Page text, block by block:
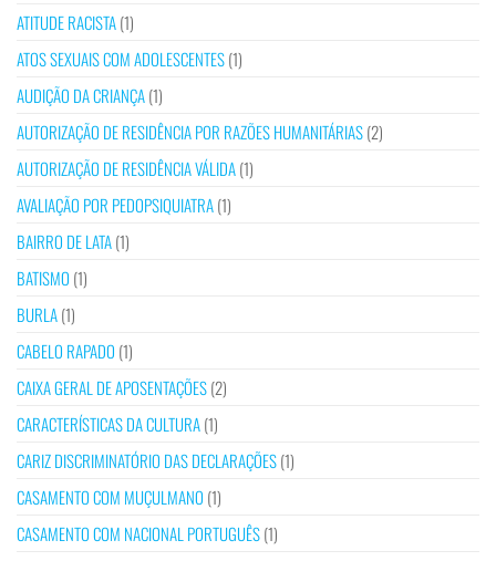
ATITUDE RACISTA(1)
ATOS SEXUAIS COM ADOLESCENTES(1)
AUDIÇÃO DA CRIANÇA(1)
AUTORIZAÇÃO DE RESIDÊNCIA POR RAZÕES HUMANITÁRIAS(2)
AUTORIZAÇÃO DE RESIDÊNCIA VÁLIDA(1)
AVALIAÇÃO POR PEDOPSIQUIATRA(1)
BAIRRO DE LATA(1)
BATISMO (1)
BURLA(1)
CABELO RAPADO (1)
CAIXA GERAL DE APOSENTAÇÕES(2)
CARACTERÍSTICAS DA CULTURA(1)
CARIZ DISCRIMINATÓRIO DAS DECLARAÇÕES(1)
CASAMENTO COM MUÇULMANO (1)
CASAMENTO COM NACIONAL PORTUGUÊS(1)